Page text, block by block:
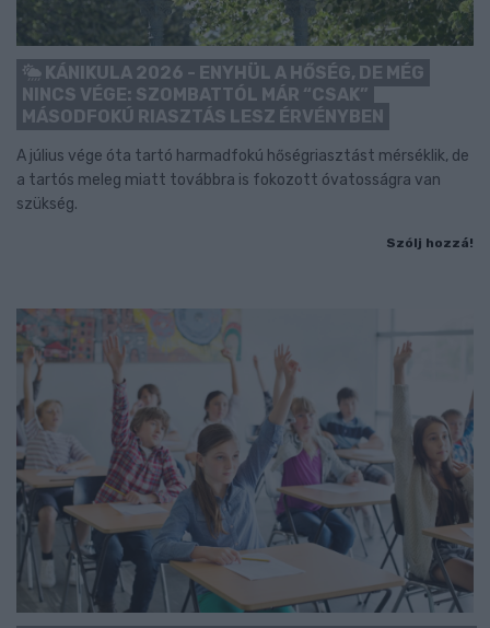
KÁNIKULA 2026 - ENYHÜL A HŐSÉG, DE MÉG
NINCS VÉGE: SZOMBATTÓL MÁR “CSAK”
MÁSODFOKÚ RIASZTÁS LESZ ÉRVÉNYBEN
A július vége óta tartó harmadfokú hőségriasztást mérséklik, de
a tartós meleg miatt továbbra is fokozott óvatosságra van
szükség.
Szólj hozzá!